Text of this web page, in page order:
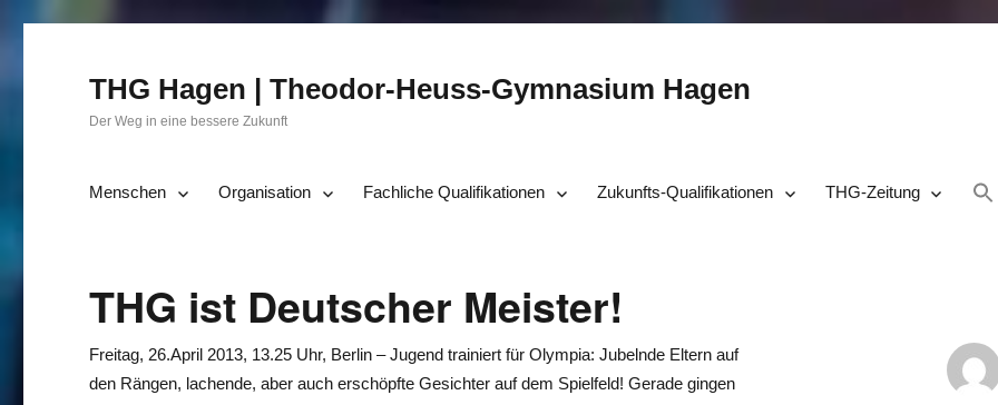
THG Hagen | Theodor-Heuss-Gymnasium Hagen
Der Weg in eine bessere Zukunft
Menschen Organisation Fachliche Qualifikationen Zukunfts-Qualifikationen THG-Zeitung
THG ist Deutscher Meister!
Freitag, 26.April 2013, 13.25 Uhr, Berlin – Jugend trainiert für Olympia: Jubelnde Eltern auf
den Rängen, lachende, aber auch erschöpfte Gesichter auf dem Spielfeld! Gerade gingen